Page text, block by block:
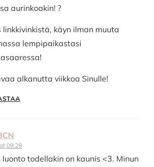
aurinkoakin! ?
linkkivinkistä, käyn ilman muuta
lempipaikastasi
alkanutta viikkoa Sinulle!
09:28
luonto todellakin on kaunis <3. Minun